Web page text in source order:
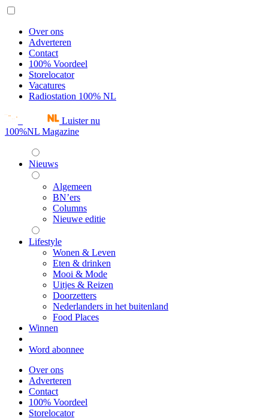
Over ons
Adverteren
Contact
100% Voordeel
Storelocator
Vacatures
Radiostation 100% NL
Luister nu
100%NL Magazine
Nieuws
Algemeen
BN’ers
Columns
Nieuwe editie
Lifestyle
Wonen & Leven
Eten & drinken
Mooi & Mode
Uitjes & Reizen
Doorzetters
Nederlanders in het buitenland
Food Places
Winnen
Word abonnee
Over ons
Adverteren
Contact
100% Voordeel
Storelocator